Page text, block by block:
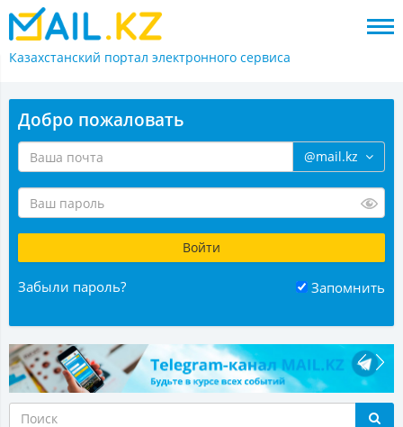
Казахстанский портал электронного сервиса
Добро пожаловать
@mail.kz
Забыли пароль? Запомнить